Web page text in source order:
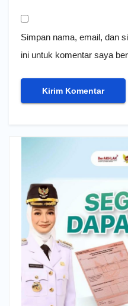
Simpan nama, email, dan
ini untuk komentar saya